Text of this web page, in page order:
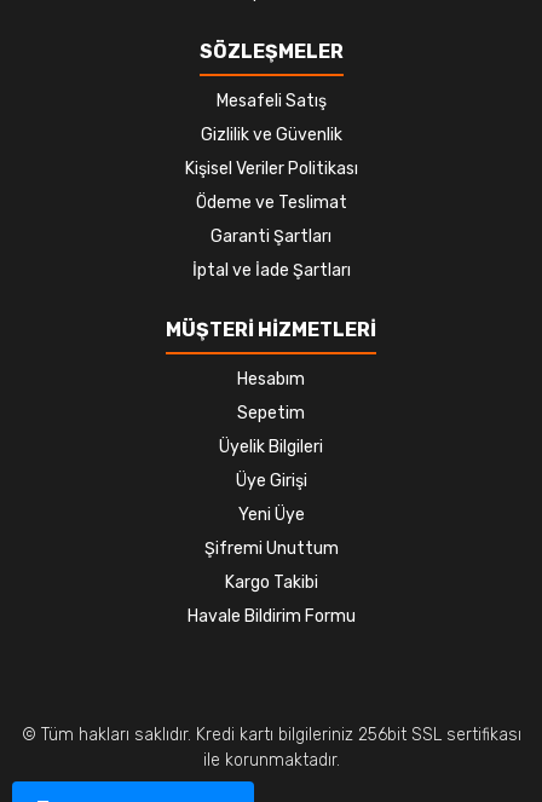
SÖZLEŞMELER
Mesafeli Satış
Gizlilik ve Güvenlik
Kişisel Veriler Politikası
Ödeme ve Teslimat
Garanti Şartları
İptal ve İade Şartları
MÜŞTERİ HİZMETLERİ
Hesabım
Sepetim
Üyelik Bilgileri
Üye Girişi
Yeni Üye
Şifremi Unuttum
Kargo Takibi
Havale Bildirim Formu
© Tüm hakları saklıdır. Kredi kartı bilgileriniz 256bit SSL sertifikası
ile korunmaktadır.